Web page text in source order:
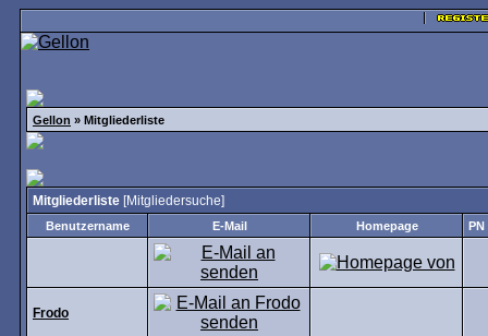
Gellon » Mitgliederliste
Mitgliederliste [Mitgliedersuche]
Benutzername E-Mail Homepage PN
Frodo